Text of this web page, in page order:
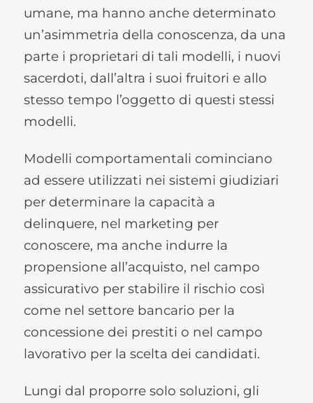
umane, ma hanno anche determinato
un’asimmetria della conoscenza, da una
parte i proprietari di tali modelli, i nuovi
sacerdoti, dall’altra i suoi fruitori e allo
stesso tempo l’oggetto di questi stessi
modelli.
Modelli comportamentali cominciano
ad essere utilizzati nei sistemi giudiziari
per determinare la capacità a
delinquere, nel marketing per
conoscere, ma anche indurre la
propensione all’acquisto, nel campo
assicurativo per stabilire il rischio così
come nel settore bancario per la
concessione dei prestiti o nel campo
lavorativo per la scelta dei candidati.
Lungi dal proporre solo soluzioni, gli